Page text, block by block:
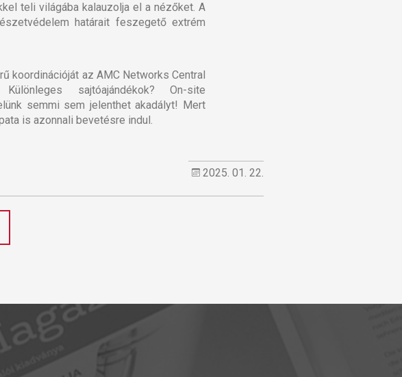
teli világába kalauzolja el a nézőket. A
határait feszegető extrém
koordinációját az AMC Networks Central
sajtóajándékok? On-site
semmi sem jelenthet akadályt! Mert
is azonnali bevetésre indul.
2025. 01. 22.